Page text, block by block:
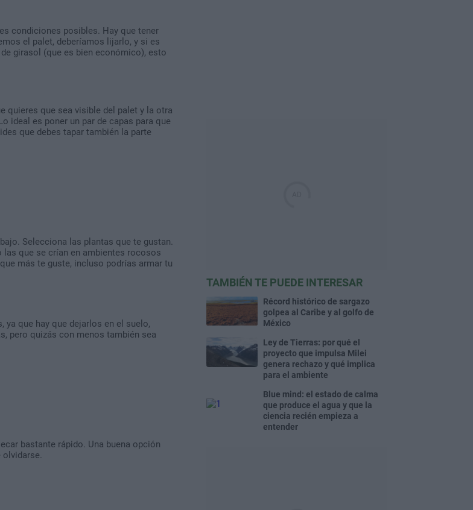
condiciones posibles. Hay que tener
el palet, deberíamos lijarlo, y si es
girasol (que es bien económico), esto
quieres que sea visible del palet y la otra
ideal es poner un par de capas para que
que debes tapar también la parte
Selecciona las plantas que te gustan.
las que se crían en ambientes rocosos
más te guste, incluso podrías armar tu
ya que hay que dejarlos en el suelo,
pero quizás con menos también sea
bastante rápido. Una buena opción
olvidarse.
TAMBIÉN TE PUEDE INTERESAR
Récord histórico de sargazo
golpea al Caribe y al golfo de
México
Ley de Tierras: por qué el
proyecto que impulsa Milei
genera rechazo y qué implica
para el ambiente
Blue mind: el estado de calma
que produce el agua y que la
ciencia recién empieza a
entender